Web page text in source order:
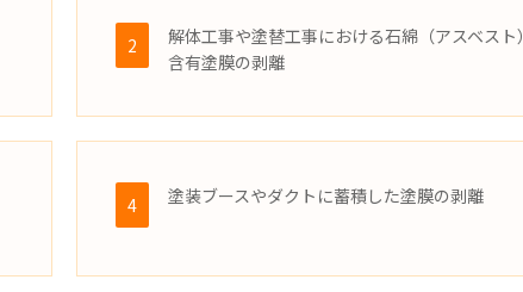
2
解体工事や塗替工事における石綿（アスベスト）
含有塗膜の剥離
4 塗装ブースやダクトに蓄積した塗膜の剥離